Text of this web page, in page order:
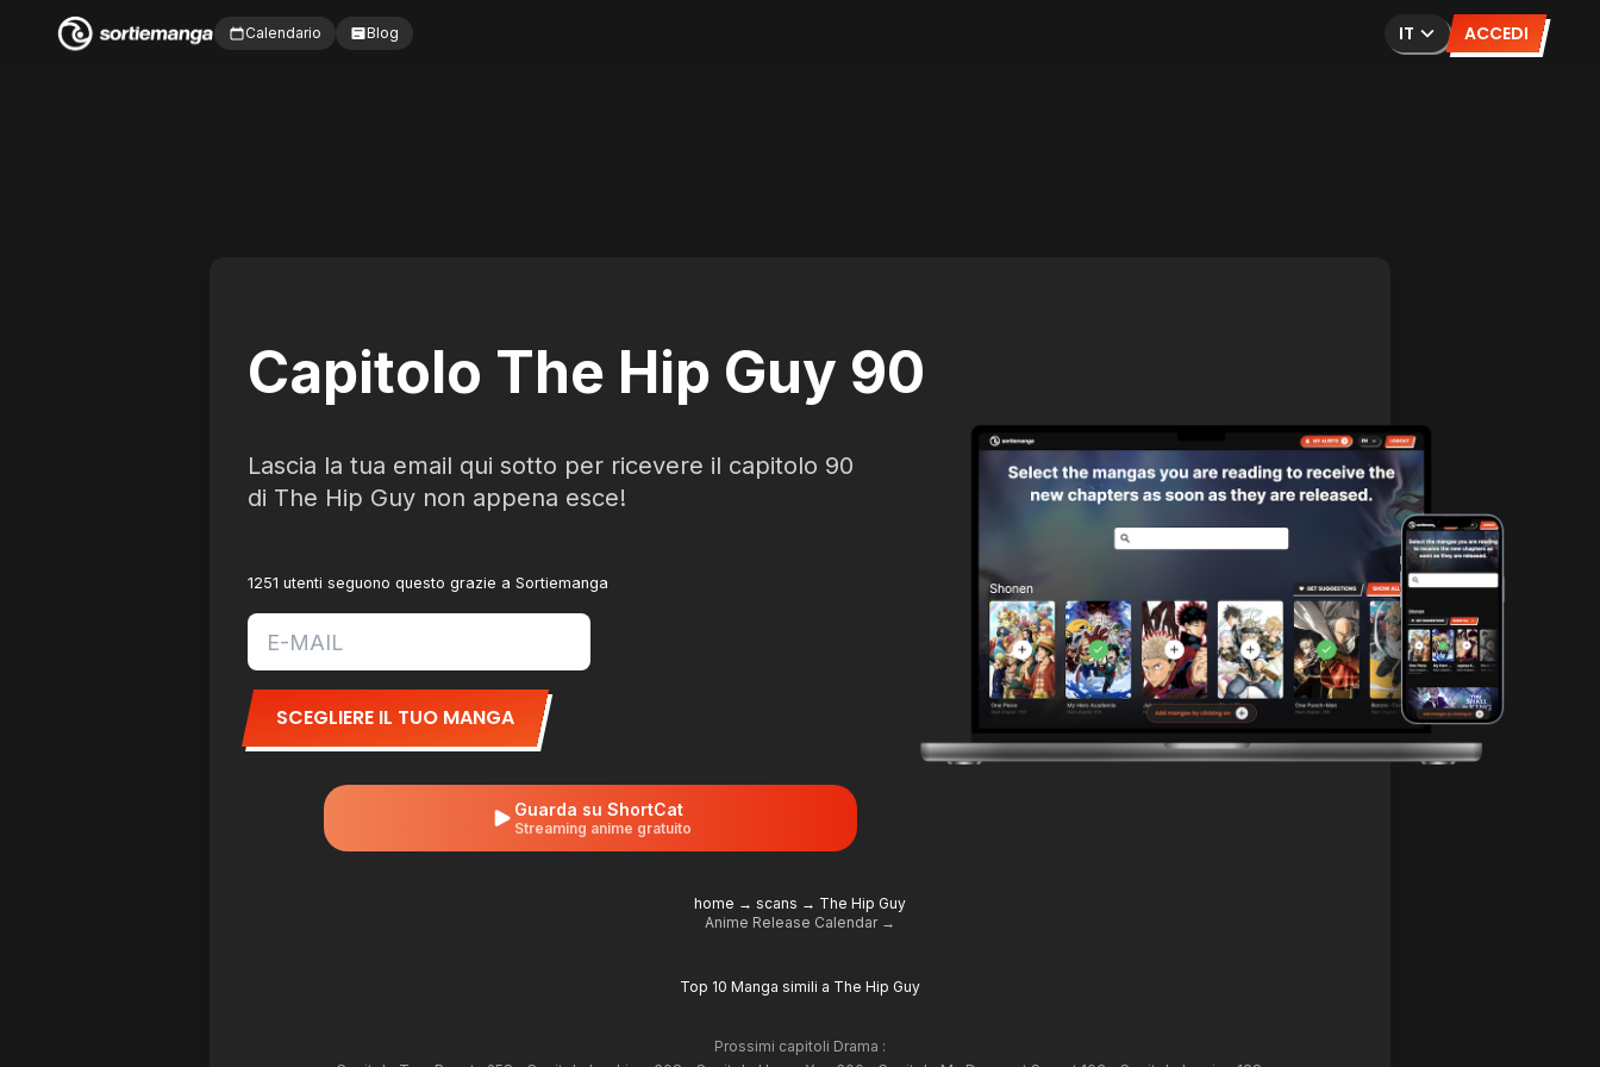
Calendario Blog IT ACCEDI
Capitolo The Hip Guy 90
Lascia la tua email qui sotto per ricevere il capitolo 90
di The Hip Guy non appena esce!
1251 utenti seguono questo grazie a Sortiemanga
SCEGLIERE IL TUO MANGA
Guarda su ShortCat
Streaming anime gratuito
home → scans → The Hip Guy
Anime Release Calendar →
Top 10 Manga simili a The Hip Guy
Prossimi capitoli Drama :